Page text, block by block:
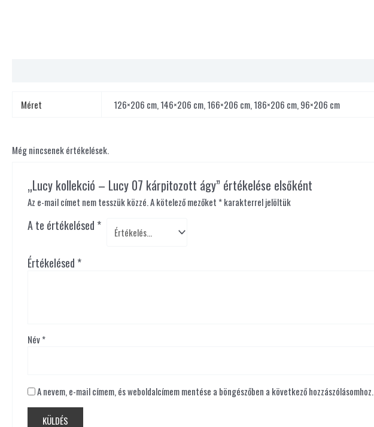
Méret 126×206 cm, 146×206 cm, 166×206 cm, 186×206 cm, 96×206 cm
Még nincsenek értékelések.
„Lucy kollekció – Lucy 07 kárpitozott ágy” értékelése elsőként
Az e-mail címet nem tesszük közzé.A kötelező mezőket *karakterrel jelöltük
A te értékelésed *
Értékelésed *
Név*
A nevem, e-mail címem, és weboldalcímem mentése a böngészőben a következő hozzászólásomhoz.